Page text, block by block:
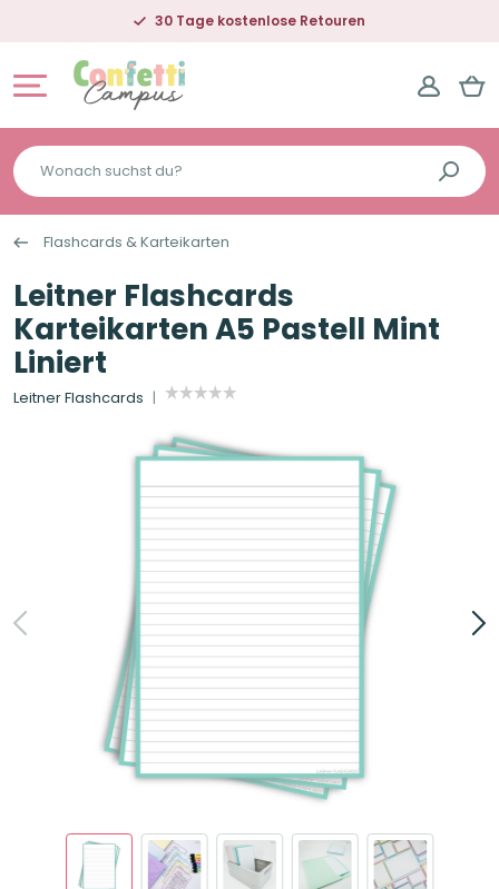
30 Tage kostenlose Retouren
Wonach
suchst
du?
Flashcards & Karteikarten
Leitner Flashcards
Karteikarten A5 Pastell Mint
Liniert
Leitner Flashcards